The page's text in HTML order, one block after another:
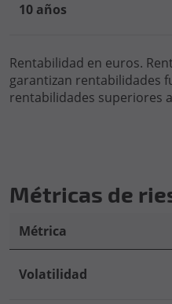
10 años
Rentabilidad en euros.
garantizan rentabilidades
rentabilidades superiores
Métricas de
Métrica
Volatilidad